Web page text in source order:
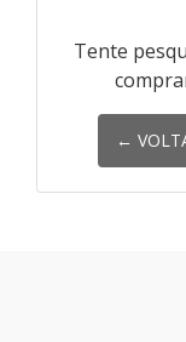
Tente
←